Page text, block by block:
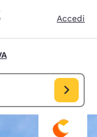
Accedi
di check-in ago 09,